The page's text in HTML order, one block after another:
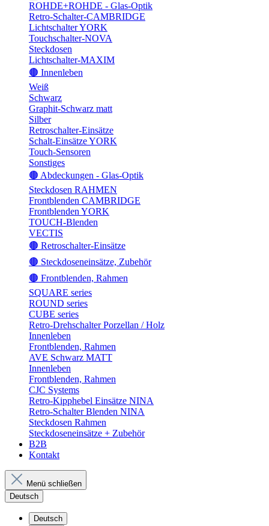
ROHDE+ROHDE - Glas-Optik
Retro-Schalter-CAMBRIDGE
Lichtschalter YORK
Touchschalter-NOVA
Steckdosen
Lichtschalter-MAXIM
🟤 Innenleben
Weiß
Schwarz
Graphit-Schwarz matt
Silber
Retroschalter-Einsätze
Schalt-Einsätze YORK
Touch-Sensoren
Sonstiges
🟤 Abdeckungen - Glas-Optik
Steckdosen RAHMEN
Frontblenden CAMBRIDGE
Frontblenden YORK
TOUCH-Blenden
VECTIS
🟤 Retroschalter-Einsätze
🟤 Steckdoseneinsätze, Zubehör
🟤 Frontblenden, Rahmen
SQUARE series
ROUND series
CUBE series
Retro-Drehschalter Porzellan / Holz
Innenleben
Frontblenden, Rahmen
AVE Schwarz MATT
Innenleben
Frontblenden, Rahmen
CJC Systems
Retro-Kipphebel Einsätze NINA
Retro-Schalter Blenden NINA
Steckdosen Rahmen
Steckdoseneinsätze + Zubehör
B2B
Kontakt
Menü schließen
Deutsch
Deutsch